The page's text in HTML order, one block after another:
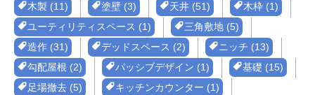
木製 (11)
塗壁 (3) 天井 (51)
木枠 (1)
ユーティリティスペース (1)
三角敷地 (5)
造作 (31)
デッドスペース (2)
ニッチ (13)
勾配屋根 (2)
パッシブデザイン (1)
基礎 (15)
足場撤去 (5)
キッチンカウンター (1)